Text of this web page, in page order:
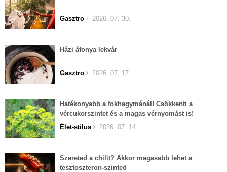
Gasztro 2026. 07. 30.
Házi áfonya lekvár
Gasztro 2026. 07. 17.
Hatékonyabb a fokhagymánál! Csökkenti a
vércukorszintet és a magas vérnyomást is!
Élet-stílus
2026. 07. 14.
Szereted a chilit? Akkor magasabb lehet a
tesztoszteron-szinted